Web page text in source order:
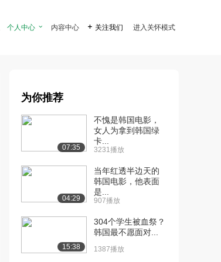
个人中心  内容中心  关注我们 进入关怀模式
为你推荐
07:35
不愧是韩国电影，
女人为拿到韩国绿
卡...
3231播放
04:29
当年红透半边天的
韩国电影，他表面
是...
907播放
15:38
304个学生被血祭？
韩国最不愿面对...
1387播放